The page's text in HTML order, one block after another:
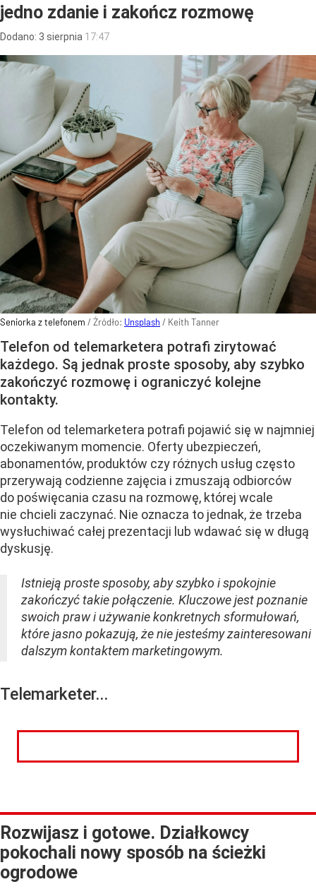
jedno zdanie i zakończ rozmowę
Dodano: 3 sierpnia 17:47
Seniorka z telefonem / Źródło: Unsplash / Keith Tanner
Telefon od telemarketera potrafi zirytować
każdego. Są jednak proste sposoby, aby szybko
zakończyć rozmowę i ograniczyć kolejne
kontakty.
Telefon od telemarketera potrafi pojawić się w najmniej
oczekiwanym momencie. Oferty ubezpieczeń,
abonamentów, produktów czy różnych usług często
przerywają codzienne zajęcia i zmuszają odbiorców
do poświęcania czasu na rozmowę, której wcale
nie chcieli zaczynać. Nie oznacza to jednak, że trzeba
wysłuchiwać całej prezentacji lub wdawać się w długą
dyskusję.
Istnieją proste sposoby, aby szybko i spokojnie
zakończyć takie połączenie. Kluczowe jest poznanie
swoich praw i używanie konkretnych sformułowań,
które jasno pokazują, że nie jesteśmy zainteresowani
dalszym kontaktem marketingowym.
Telemarketer...
Rozwijasz i gotowe. Działkowcy
pokochali nowy sposób na ścieżki
ogrodowe